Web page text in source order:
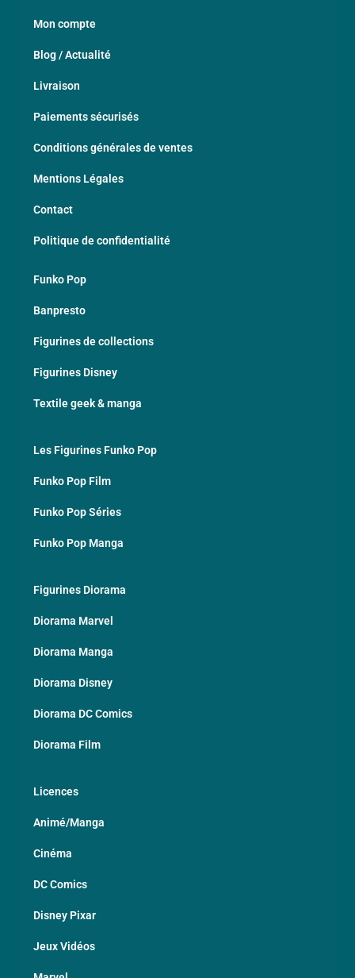
Mon compte
Blog / Actualité
Livraison
Paiements sécurisés
Conditions générales de ventes
Mentions Légales
Contact
Politique de confidentialité
Funko Pop
Banpresto
Figurines de collections
Figurines Disney
Textile geek & manga
Les Figurines Funko Pop
Funko Pop Film
Funko Pop Séries
Funko Pop Manga
Figurines Diorama
Diorama Marvel
Diorama Manga
Diorama Disney
Diorama DC Comics
Diorama Film
Licences
Animé/Manga
Cinéma
DC Comics
Disney Pixar
Jeux Vidéos